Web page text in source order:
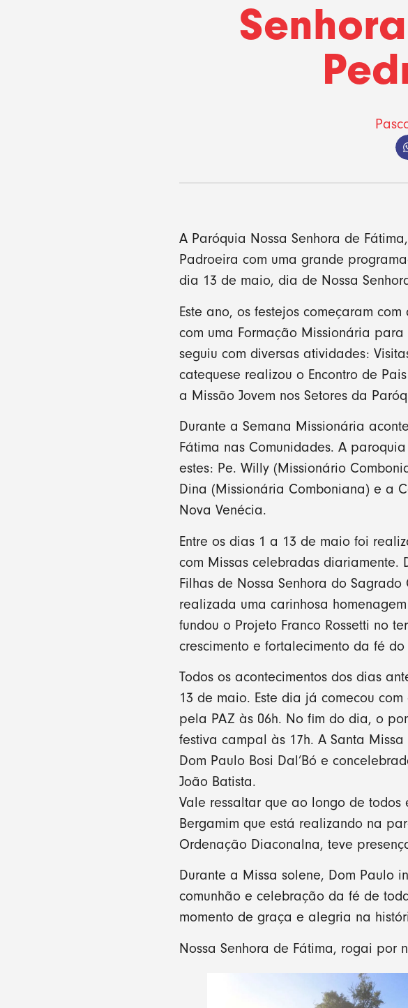
A Paróquia Nossa Senhora de
Padroeira com uma grande
dia 13 de maio, dia de Nossa
Este ano, os festejos começaram
com uma Formação Missionária
seguiu com diversas atividades:
catequese realizou o Encontro de
a Missão Jovem nos Setores da
Durante a Semana Missionária
Fátima nas Comunidades. A
estes: Pe. Willy (Missionário
Dina (Missionária Comboniana) e a
Nova Venécia.
Entre os dias 1 a 13 de maio foi
com Missas celebradas diariamente.
Filhas de Nossa Senhora do
realizada uma carinhosa
fundou o Projeto Franco Rossetti no
crescimento e fortalecimento da fé
Todos os acontecimentos dos dias
13 de maio. Este dia já comecou
pela PAZ às 06h. No fim do dia, o
festiva campal às 17h. A Santa
Dom Paulo Bosi Dal’Bó e
João Batista.
Vale ressaltar que ao longo de todos
Bergamim que está realizando na
Ordenação Diaconalna, teve
Durante a Missa solene, Dom Paulo
comunhão e celebração da fé de
momento de graça e alegria na
Nossa Senhora de Fátima, rogai por